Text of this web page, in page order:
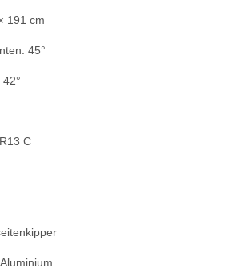
191 cm
45°
C